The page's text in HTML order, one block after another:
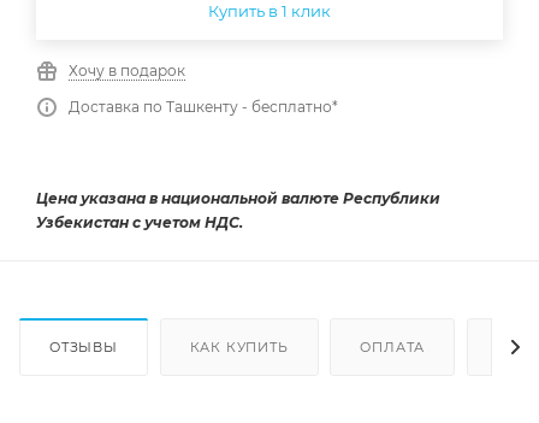
Купить в 1 клик
Хочу в подарок
Доставка по Ташкенту - бесплатно*
Цена указана в национальной валюте Республики
Узбекистан с учетом НДС.
ОТЗЫВЫ КАК КУПИТЬ ОПЛАТА